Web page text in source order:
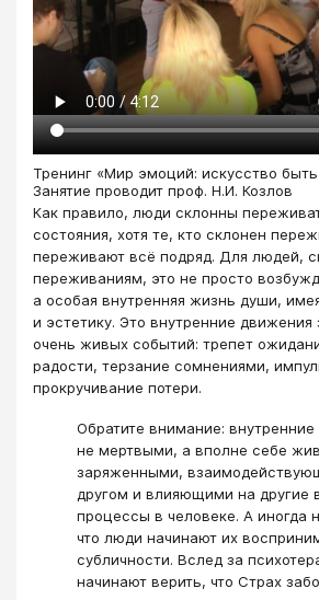
Тренинг «Мир эмоций: искусство быть
Занятие проводит проф. Н.И. Козлов
Как правило, люди склонны
состояния, хотя те, кто склонен
переживают всё подряд. Для людей,
переживаниям, это не просто
а особая внутренняя жизнь души,
и эстетику. Это внутренние
очень живых событий: трепет
радости, терзание сомнениями,
прокручивание потери.
Обратите внимание:
не мертвыми, а вполне себе
заряженными,
другом и влияющими на другие
процессы в человеке. А иногда
что люди начинают их
субличности. Вслед за
начинают верить, что Страх